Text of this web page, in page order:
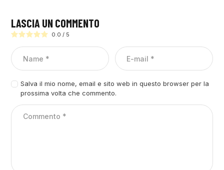
LASCIA UN COMMENTO
0.0 / 5
Salva il mio nome, email e sito web in questo browser per la
prossima volta che commento.